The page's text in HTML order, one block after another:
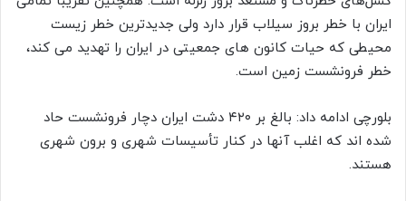
ایران با خطر بروز سیلاب قرار دارد ولی جدیدترین خطر زیست
محیطی که حیات کانون های جمعیتی در ایران را تهدید می کند،
خطر فرونشست زمین است.
بلورچی ادامه داد: بالغ بر ۴۲۰ دشت ایران دچار فرونشست حاد
شده اند که اغلب آنها در کنار تأسیسات شهری و برون شهری
هستند.